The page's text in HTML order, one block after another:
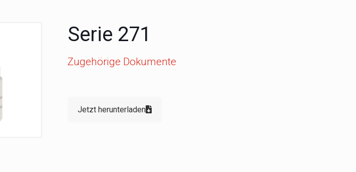
Serie 271
Zugehörige Dokumente
Jetzt herunterladen